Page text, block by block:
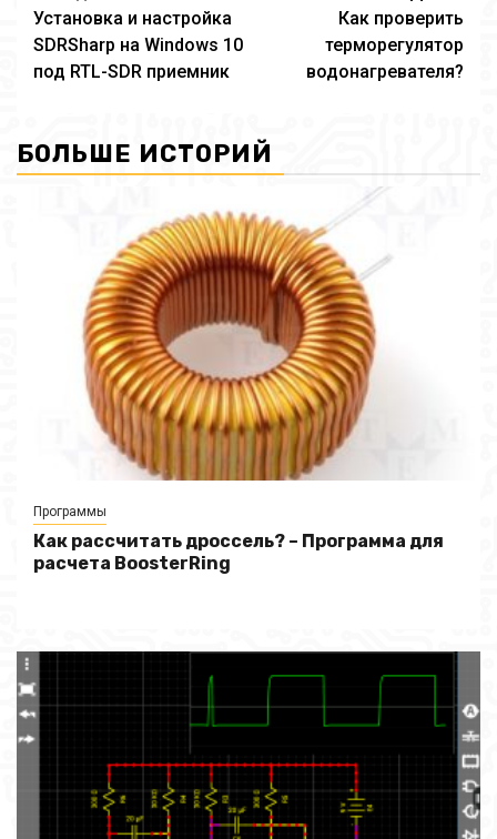
чтение
Установка и настройка
SDRSharp на Windows 10
под RTL-SDR приемник
Как проверить
терморегулятор
водонагревателя?
БОЛЬШЕ ИСТОРИЙ
Программы
Как рассчитать дроссель? – Программа для
расчета BoosterRing